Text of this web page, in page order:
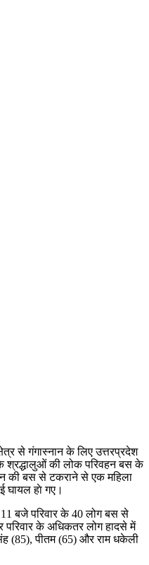
से गंगास्नान के लिए उत्तरप्रदेश
श्रद्धालुओं की लोक परिवहन बस के
की बस से टकराने से एक महिला
घायल हाे गए।
11 बजे परिवार के 40 लोग बस से
परिवार के अधिकतर लोग हादसे में
(85), पीतम (65) और राम धकेली